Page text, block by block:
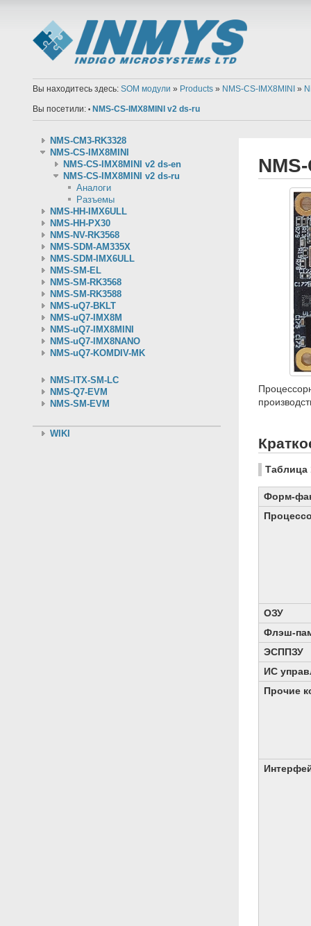
Вы находитесь здесь: SOM модули » Products» NMS-CS-IMX8MINI »
Вы посетили: • NMS-CS-IMX8MINI v2 ds-ru
NMS-CM3-RK3328
NMS-CS-IMX8MINI
NMS-CS-IMX8MINI v2 ds-en
NMS-CS-IMX8MINI v2 ds-ru
Аналоги
Разъемы
NMS-HH-IMX6ULL
NMS-HH-PX30
NMS-NV-RK3568
NMS-SDM-AM335X
NMS-SDM-IMX6ULL
NMS-SM-EL
NMS-SM-RK3568
NMS-SM-RK3588
NMS-uQ7-BKLT
NMS-uQ7-IMX8M
NMS-uQ7-IMX8MINI
NMS-uQ7-IMX8NANO
NMS-uQ7-KOMDIV-MK
NMS-ITX-SM-LC
NMS-Q7-EVM
NMS-SM-EVM
WIKI
Таблица
Форм-
ОЗУ
Флэш-
ЭСППЗУ
ИС
Прочие